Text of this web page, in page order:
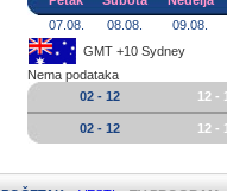
07.08.
08.08.
09.08.
GMT +10 Sydney
Nema podataka
02 - 12
12 -
02 - 12 12 -